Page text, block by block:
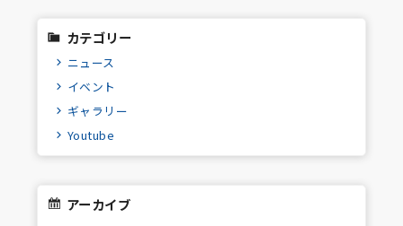
カテゴリー
ニュース
イベント
ギャラリー
Youtube
アーカイブ